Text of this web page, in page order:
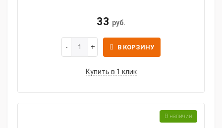
33 руб.
В КОРЗИНУ
Купить в 1 клик
В наличии